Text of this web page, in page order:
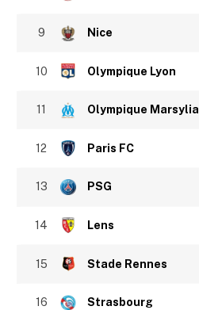
9 Nice
10 Olympique Lyon
11 Olympique Marsylia
12 Paris FC
13 PSG
14 Lens
15 Stade Rennes
16 Strasbourg